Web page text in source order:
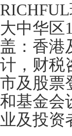
大中华区
盖：香港
计，财税
市及股票
和基金会
业及投资